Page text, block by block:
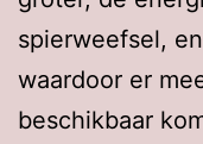
spierweefsel,
waardoor er
beschikbaar